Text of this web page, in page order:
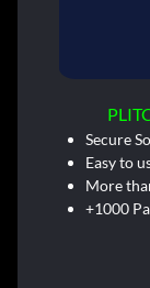
Secure
Easy to
More
+1000